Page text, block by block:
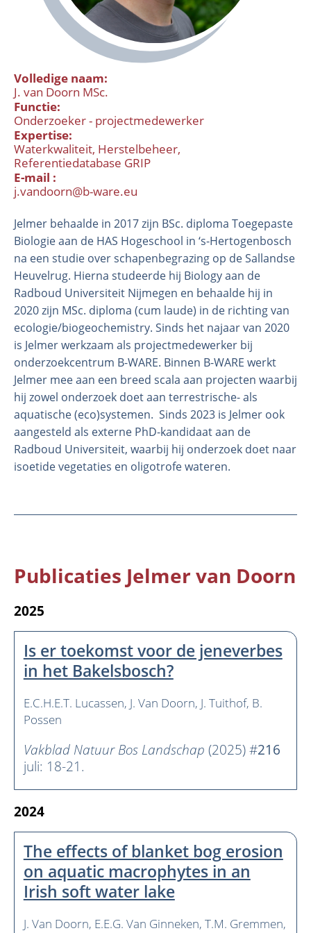
Organisatie
Medewerkers
Veld- en laboratoriumexperimenten
Veldwerkzaamheden
Volledige naam
J. van Doorn MSc.
Functie
Onderzoeker - projectmedewerker
Expertise
Waterkwaliteit Herstelbeheer
Referentiedatabase GRIP
E-mail
j.vandoorn@b-ware.eu
Jelmer behaalde in 2017 zijn BSc. diploma Toegepaste
Biologie aan de HAS Hogeschool in ‘s-Hertogenbosch
na een studie over schapenbegrazing op de Sallandse
Heuvelrug. Hierna studeerde hij Biology aan de
Radboud Universiteit Nijmegen en behaalde hij in
2020 zijn MSc. diploma (cum laude) in de richting van
ecologie/biogeochemistry. Sinds het najaar van 2020
is Jelmer werkzaam als projectmedewerker bij
onderzoekcentrum B-WARE. Binnen B-WARE werkt
Jelmer mee aan een breed scala aan projecten waarbij
hij zowel onderzoek doet aan terrestrische- als
aquatische (eco)systemen. Sinds 2023 is Jelmer ook
aangesteld als externe PhD-kandidaat aan de
Radboud Universiteit, waarbij hij onderzoek doet naar
isoetide vegetaties en oligotrofe wateren.
Publicaties Jelmer van Doorn
2025
Is er toekomst voor de jeneverbes
in het Bakelsbosch?
E.C.H.E.T. Lucassen J. Van Doorn J. Tuithof B.
Possen
Vakblad Natuur Bos Landschap (2025) #216
juli: 18-21.
2024
The effects of blanket bog erosion
on aquatic macrophytes in an
Irish soft water lake
J. Van Doorn E.E.G. Van Ginneken T.M. Gremmen